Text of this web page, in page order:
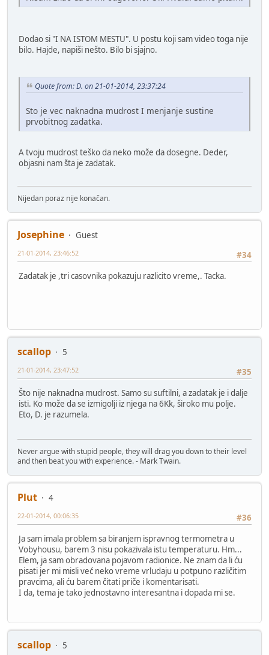
Dodao si "I NA ISTOM MESTU". U postu koji sam video toga nije
bilo. Hajde, napiši nešto. Bilo bi sjajno.
Quote from: D. on 21-01-2014, 23:37:24
Sto je vec naknadna mudrost I menjanje sustine
prvobitnog zadatka.
A tvoju mudrost teško da neko može da dosegne. Deder,
objasni nam šta je zadatak.
Nijedan poraz nije konačan.
Josephine
Guest
#34
21-01-2014, 23:46:52
Zadatak je ,tri casovnika pokazuju razlicito vreme,. Tacka.
scallop
5
#35
21-01-2014, 23:47:52
Što nije naknadna mudrost. Samo su suftilni, a zadatak je i dalje
isti. Ko može da se izmigolji iz njega na 6Kk, široko mu polje.
Eto, D. je razumela.
Never argue with stupid people, they will drag you down to their level
and then beat you with experience. - Mark Twain.
Plut
4
#36
22-01-2014, 00:06:35
Ja sam imala problem sa biranjem ispravnog termometra u
Vobyhousu, barem 3 nisu pokazivala istu temperaturu. Hm...
Elem, ja sam obradovana pojavom radionice. Ne znam da li ću
pisati jer mi misli već neko vreme vrludaju u potpuno različitim
pravcima, ali ću barem čitati priče i komentarisati.
I da, tema je tako jednostavno interesantna i dopada mi se.
scallop
5